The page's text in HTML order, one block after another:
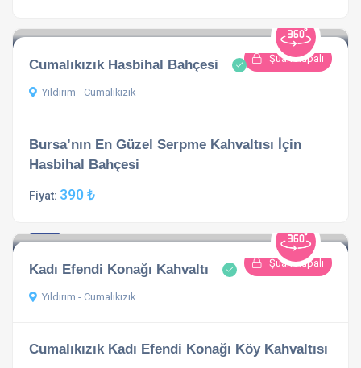
Şuan Kapalı
Cumalıkızık Hasbihal Bahçesi
Yıldırım - Cumalıkızık
Bursa’nın En Güzel Serpme Kahvaltısı İçin
Hasbihal Bahçesi
Fiyat: 390 ₺
Şuan Kapalı
Kadı Efendi Konağı Kahvaltı
Yıldırım - Cumalıkızık
Cumalıkızık Kadı Efendi Konağı Köy Kahvaltısı